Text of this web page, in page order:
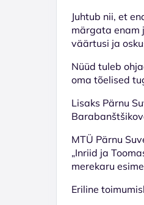
Juhtub nii, et
märgata enam
väärtusi ja
Nüüd tuleb
oma tõelised
Lisaks Pärnu
MTÜ Pärnu
„Inriid ja
merekaru
Eriline